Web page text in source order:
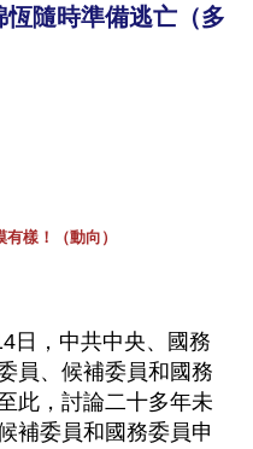
隨時準備逃亡（多
樣！（動向）
日，中共中央、國務
員、候補委員和國務
此，討論二十多年未
補委員和國務委員申